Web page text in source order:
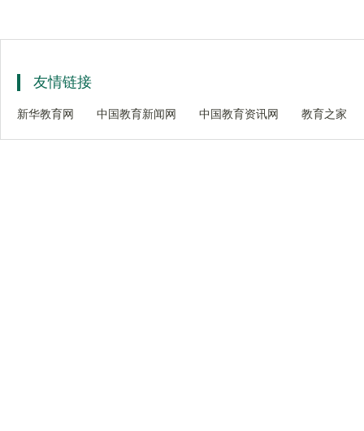
友情链接
新华教育网 中国教育新闻网 中国教育资讯网 教育之家